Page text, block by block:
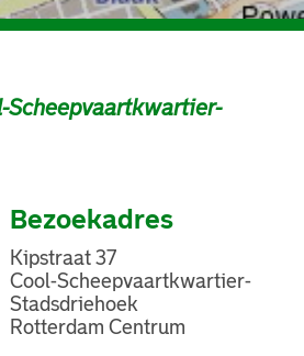
Scheepvaartkwartier-
Bezoekadres
Kipstraat 37
Cool-Scheepvaartkwartier-
Stadsdriehoek
Rotterdam Centrum